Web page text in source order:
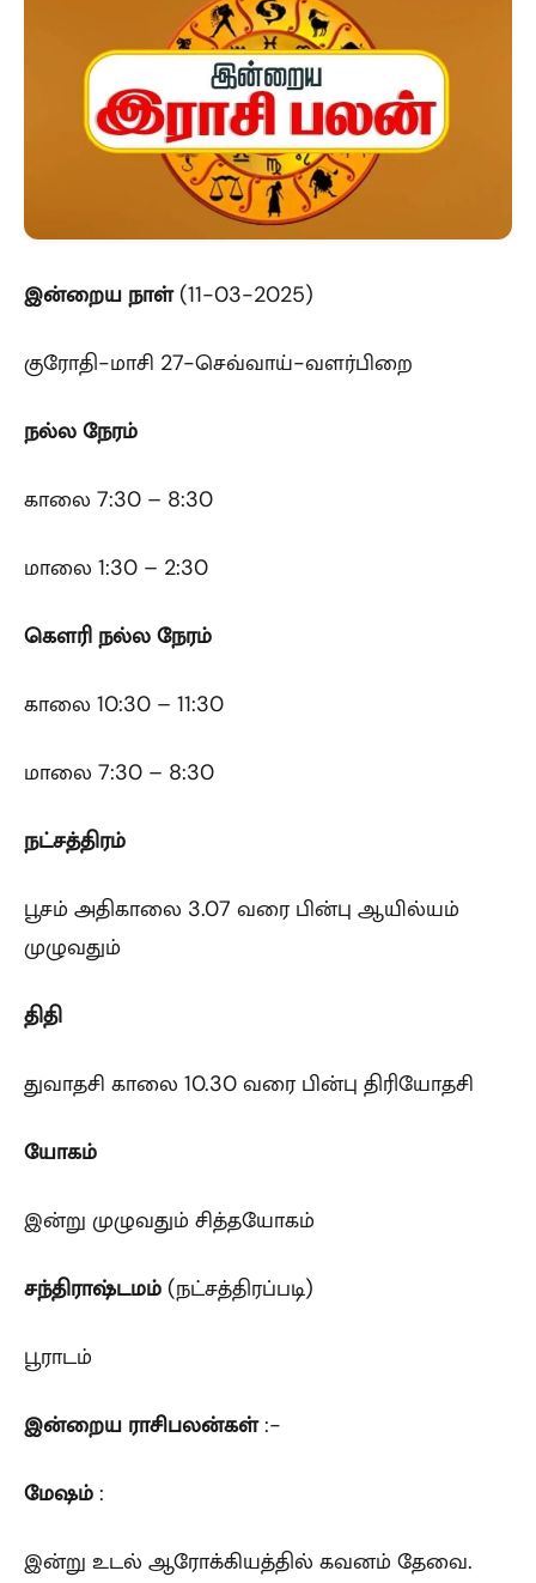
இன்றைய நாள்(11-03-2025)
குரோதி-மாசி 27-செவ்வாய்-வளர்பிறை
நல்ல நேரம்
காலை 7:30 – 8:30
மாலை 1:30 – 2:30
கௌரி நல்ல நேரம்
காலை 10:30 – 11:30
மாலை 7:30 – 8:30
நட்சத்திரம்
பூசம் அதிகாலை 3.07 வரை பின்பு ஆயில்யம்
முழுவதும்
திதி
துவாதசி காலை 10.30 வரை பின்பு திரியோதசி
யோகம்
இன்று முழுவதும் சித்தயோகம்
சந்திராஷ்டமம் (நட்சத்திரப்படி)
பூராடம்
இன்றைய ராசிபலன்கள்:-
மேஷம் :
இன்று உடல் ஆரோக்கியத்தில் கவனம் தேவை.